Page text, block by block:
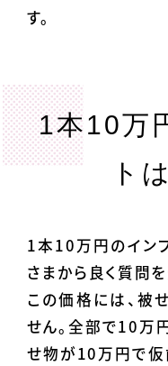
す。
1本10万
ト
1本10万円のイン
さまから良く質問を
この価格には、被
せん。全部で10万
せ物が10万円で